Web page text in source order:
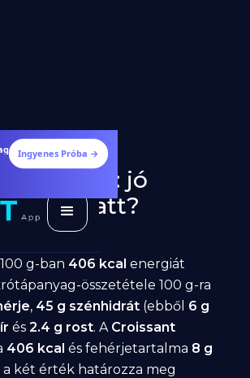
Ingyenes Próba →
fogyásra: jó
diéta alatt?
100 g-ban 406 kcal energiát
összetétele 100 g-ra
, 45 g szénhidrát (ebből 6 g
és2.4 g rost. A Croissant
406 kcal és fehérjetartalma 8 g
két érték határozza meg